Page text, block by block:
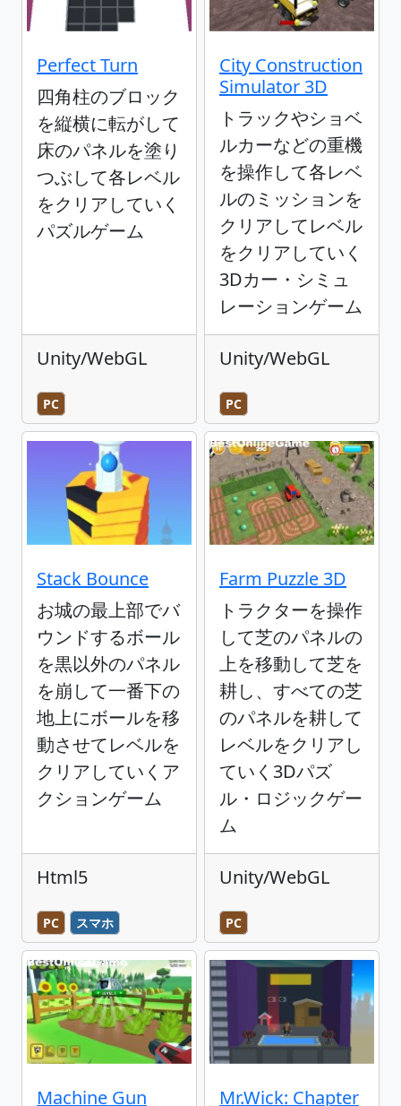
Perfect Turn
四角柱のブロック
を縦横に転がして
床のパネルを塗り
つぶして各レベル
をクリアしていく
パズルゲーム
Unity/WebGL
PC
City Construction
Simulator 3D
トラックやショベ
ルカーなどの重機
を操作して各レベ
ルのミッションを
クリアしてレベル
をクリアしていく
3Dカー・シミュ
レーションゲーム
Unity/WebGL
PC
Stack Bounce
お城の最上部でバ
ウンドするボール
を黒以外のパネル
を崩して一番下の
地上にボールを移
動させてレベルを
クリアしていくア
クションゲーム
Html5
PC スマホ
Farm Puzzle 3D
トラクターを操作
して芝のパネルの
上を移動して芝を
耕し、すべての芝
のパネルを耕して
レベルをクリアし
ていく3Dパズ
ル・ロジックゲー
ム
Unity/WebGL
PC
Machine Gun Mr.Wick: Chapter